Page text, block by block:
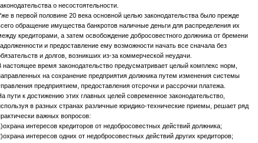
о несостоятельности.
в первой половине 20 века основной целью законодательства было прежде
обращение имущества банкротов наличные деньги для распределения их
кредиторами, а затем освобождение добросовестного должника от бремени
и предоставление ему возможности начать все сначала без
и долгов, возникших из-за коммерческой неудачи.
настоящее время законодательство предусматривает целый комплекс норм,
на сохранение предприятия должника путем изменения системы
предприятием, предоставления отсрочки и рассрочки платежа.
пути к достижению этих главных целей современное законодательство,
в разных странах различные юридико-технические приемы, решает ряд
важных вопросов:
интересов кредиторов от недобросовестных действий должника;
интересов одних от недобросовестных действий других кредиторов;